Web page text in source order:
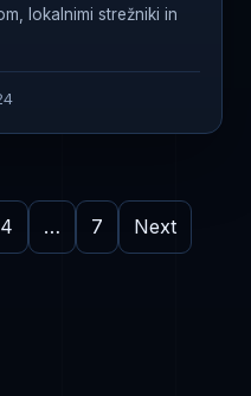
lokalnimi strežniki in
4 … 7 Next